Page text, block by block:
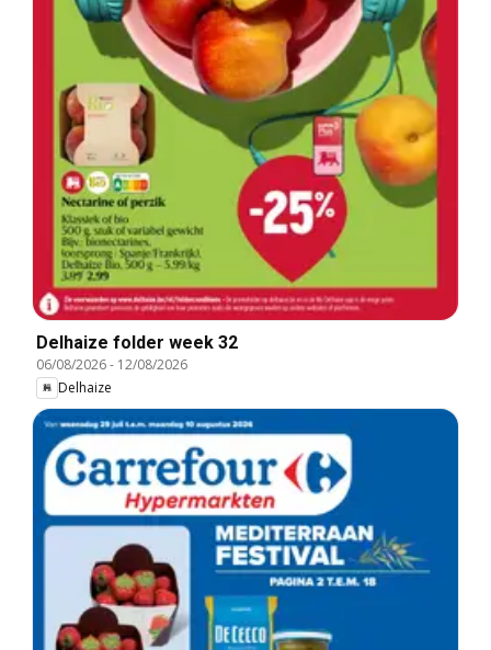
Delhaize folder week 32
06/08/2026- 12/08/2026
Delhaize